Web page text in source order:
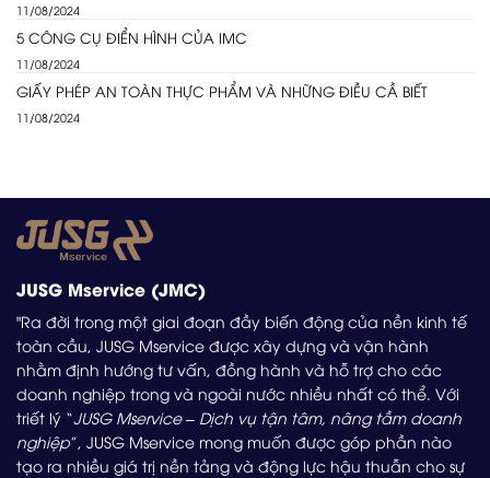
11/08/2024
5 CÔNG CỤ ĐIỂN HÌNH CỦA IMC
11/08/2024
GIẤY PHÉP AN TOÀN THỰC PHẨM VÀ NHỮNG ĐIỀU CẦ BIẾT
11/08/2024
JUSG Mservice (JMC)
"Ra đời trong một giai đoạn đầy biến động của nền kinh tế
toàn cầu, JUSG Mservice được xây dựng và vận hành
nhằm định hướng tư vấn, đồng hành và hỗ trợ cho các
doanh nghiệp trong và ngoài nước nhiều nhất có thể. Với
triết lý “JUSG Mservice – Dịch vụ tận tâm, nâng tầm doanh
nghiệp”, JUSG Mservice mong muốn được góp phần nào
tạo ra nhiều giá trị nền tảng và động lực hậu thuẫn cho sự